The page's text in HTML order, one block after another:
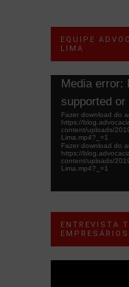
EQUIPE
LIMA
Tocador
vídeo
Media error:
supported
Fazer download do
https://
content/uploads/
Lima.mp4?_=1
Fazer download do
https://
content/uploads/
Lima.mp4?_=1
ENTREVISTA